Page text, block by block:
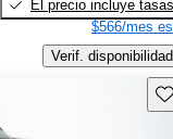
El precio incluye tasas
$566/mes
Verif. disponibilidad